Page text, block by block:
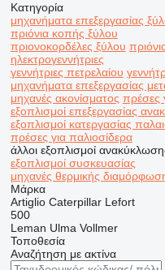
Κατηγορία
μηχανήματα επεξεργασίας
πριόνια κοπής ξύλου
πριονοκορδέλες ξύλου
ηλεκτρογεννήτριες
γεννήτριες πετρελαίου
μηχανήματα επεξεργασίας
μηχανές ακονίσματος πρέσες
εξοπλισμοί επεξεργασίας
εξοπλισμοί κατεργασίας
πρέσες για παλιοσίδερα
άλλοι εξοπλισμοί
εξοπλισμοί συσκευασίας
μηχανές θερμικής
Μάρκα
Artiglio Caterpillar Lefort
500
Leman Ulma Vollmer
Τοποθεσία
Αναζήτηση με ακτίνα